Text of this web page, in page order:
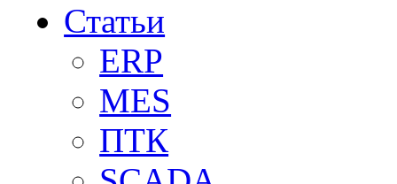
Статьи
ERP
MES
ПТК